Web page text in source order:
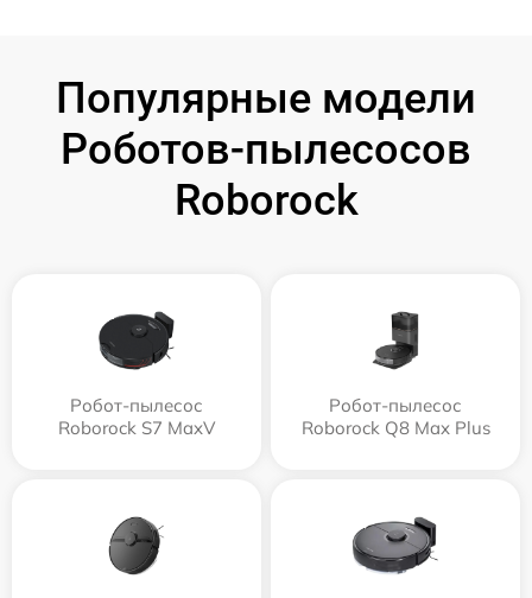
Популярные модели
Роботов-пылесосов
Roborock
Робот-пылесос
Roborock S7 MaxV
Робот-пылесос
Roborock Q8 Max Plus